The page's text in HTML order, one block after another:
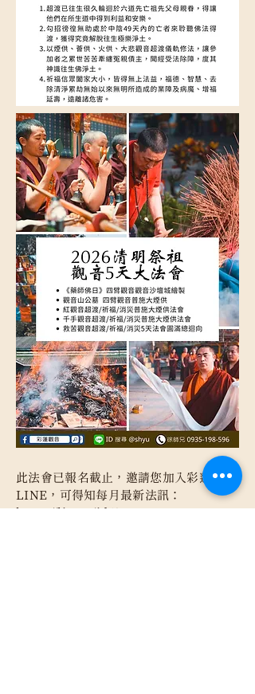
此法會已報名截止，邀請您加入彩蓮觀音
LINE，可得知每月最新法訊：